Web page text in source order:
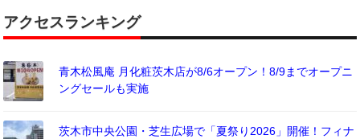
アクセスランキング
青木松風庵 月化粧茨木店が8/6オープン！8/9までオープニ
ングセールも実施
茨木市中央公園・芝生広場で「夏祭り2026」開催！フィナ